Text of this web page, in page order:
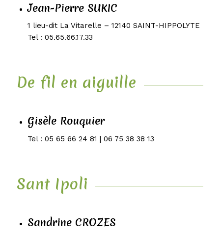
Jean-Pierre SUKIC
1 lieu-dit La Vitarelle – 12140 SAINT-HIPPOLYTE
Tel : 05.65.66.17.33
De fil en aiguille
Gisèle Rouquier
Tel : 05 65 66 24 81 | 06 75 38 38 13
Sant Ipoli
Sandrine CROZES